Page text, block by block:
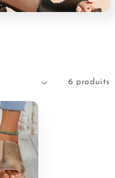
6 produits